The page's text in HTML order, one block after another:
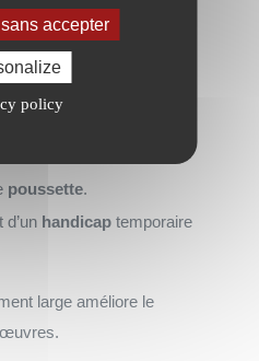
accepter
policy
selon les besoins réels
:
poussette.
handicap temporaire
large améliore le